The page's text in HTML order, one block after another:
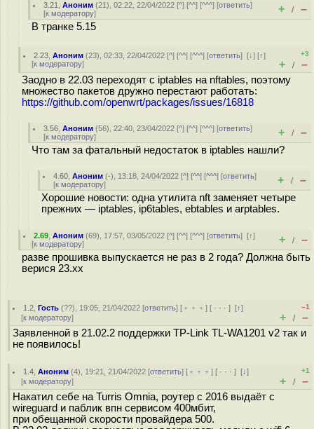
3.21 ,Аноним (21), 02:22, 22/04/2022 [^] [^^] [^^^] [ответить]
[к модератору] + / –
В транке 5.15
2.23 ,Аноним (23), 02:33, 22/04/2022 [^] [^^] [^^^] [ответить][↓] [↑]
[к модератору]
+3
+ / –
Заодно в 22.03 переходят с iptables на nftables, поэтому
множество пакетов дружно перестают работать:
https://github.com/openwrt/packages/issues/16818
3.56 ,Аноним (56), 22:40, 23/04/2022 [^] [^^] [^^^] [ответить]
[к модератору] + / –
Что там за фатальный недостаток в iptables нашли?
4.60 ,Аноним (-), 13:18, 24/04/2022 [^] [^^] [^^^] [ответить]
[к модератору] + / –
Хорошие новости: одна утилита nft заменяет четыре
прежних — iptables, ip6tables, ebtables и arptables.
2.69 ,Аноним (69), 17:57, 03/05/2022 [^] [^^] [^^^] [ответить][↑]
[к модератору] + / –
разве прошивка выпускается не раз в 2 года? Должна быть
верися 23.хх
1.2 ,Гость (??), 19:05, 21/04/2022 [ответить] [ ﹢﹢﹢] [ · · ·][↑]
[к модератору]
–1
+ / –
Заявленной в 21.02.2 поддержки TP-Link TL-WA1201 v2 так и
не появилось!
1.4 ,Аноним (4), 19:21, 21/04/2022 [ответить] [ ﹢﹢﹢] [ · · ·][↓]
[к модератору]
+1
+ / –
Накатил себе на Turris Omnia, роутер с 2016 выдаёт с
wireguard и паблик впн сервисом 400мбит,
при обещанной скорости провайдера 500.